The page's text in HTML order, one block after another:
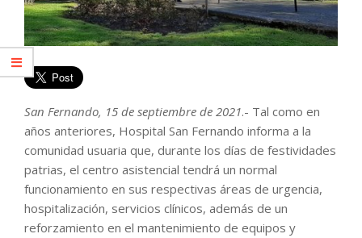
San Fernando, 15 de septiembre de 2021.- Tal como en
años anteriores, Hospital San Fernando informa a la
comunidad usuaria que, durante los días de festividades
patrias, el centro asistencial tendrá un normal
funcionamiento en sus respectivas áreas de urgencia,
hospitalización, servicios clínicos, además de un
reforzamiento en el mantenimiento de equipos y